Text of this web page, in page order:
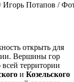
Потапов /
открыть для
Вершины гор
территории
и Козельского